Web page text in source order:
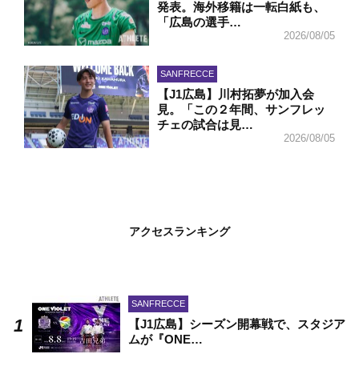
発表。海外移籍は一転白紙も、
「広島の選手…
2026/08/05
SANFRECCE
【J1広島】川村拓夢が加入会
見。「この２年間、サンフレッ
チェの試合は見…
2026/08/05
アクセスランキング
SANFRECCE
【J1広島】シーズン開幕戦で、スタジア
ムが『ONE…